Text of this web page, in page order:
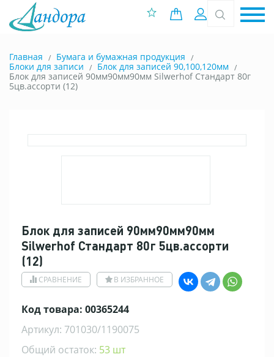
0 позиций
Вход
Главная
Бумага и бумажная продукция
Блоки для записи
Блок для записей 90,100,120мм
Блок для записей 90мм90мм90мм Silwerhof Стандарт 80г
5цв.ассорти (12)
Блок для записей 90мм90мм90мм
Silwerhof Стандарт 80г 5цв.ассорти
(12)
СРАВНЕНИЕ В ИЗБРАННОЕ
Код товара: 00365244
Артикул: 701030/1190075
Общий остаток: 53 шт